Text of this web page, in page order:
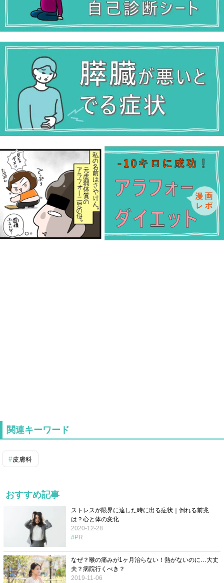
関連キーワード
皮膚科
おすすめ記事
ストレスが限界に達した時に出る症状｜倒れる前兆
は？心と体の変化
2020-12-28
PR
なぜ？喉の痛みが1ヶ月治らない！熱がないのに…大丈
夫？病院行くべき？
2019-11-06